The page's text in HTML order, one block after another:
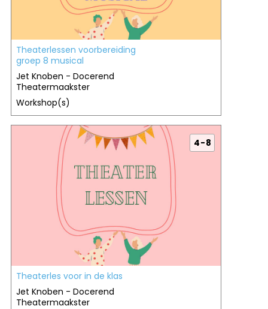
Theaterlessen voorbereiding
groep 8 musical
Jet Knoben - Docerend
Theatermaakster
Workshop(s)
4 - 8
Theaterles voor in de klas
Jet Knoben - Docerend
Theatermaakster